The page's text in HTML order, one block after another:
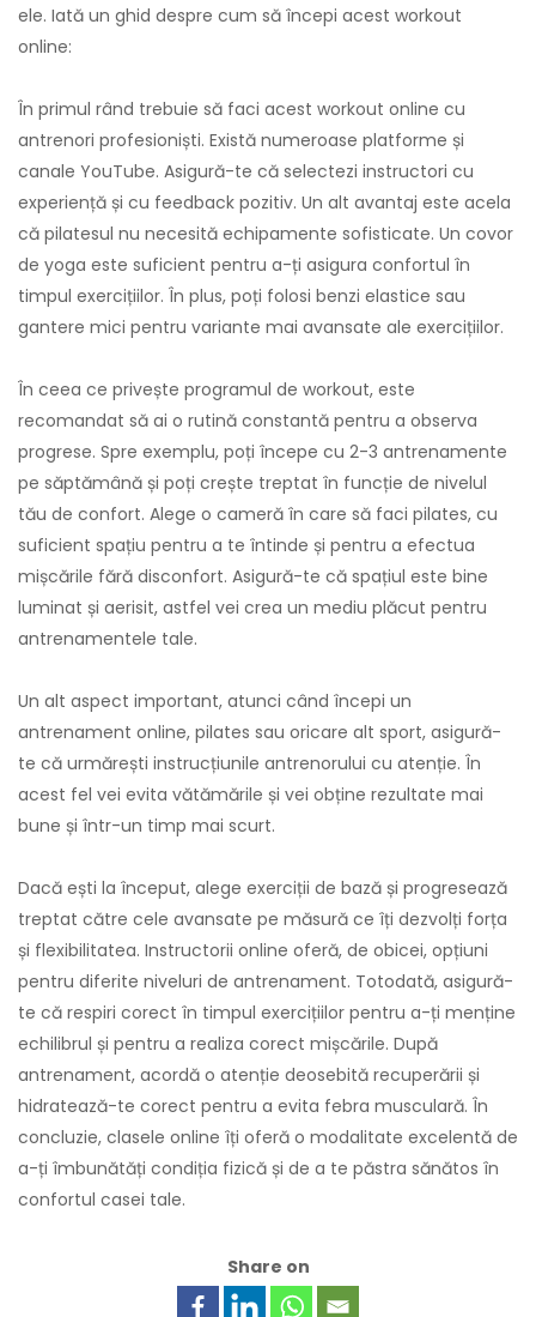
ele. Iată un ghid despre cum să începi acest workout
online:
În primul rând trebuie să faci acest workout online cu
antrenori profesioniști. Există numeroase platforme și
canale YouTube. Asigură-te că selectezi instructori cu
experiență și cu feedback pozitiv. Un alt avantaj este acela
că pilatesul nu necesită echipamente sofisticate. Un covor
de yoga este suficient pentru a-ți asigura confortul în
timpul exercițiilor. În plus, poți folosi benzi elastice sau
gantere mici pentru variante mai avansate ale exercițiilor.
În ceea ce privește programul de workout, este
recomandat să ai o rutină constantă pentru a observa
progrese. Spre exemplu, poți începe cu 2-3 antrenamente
pe săptămână și poți crește treptat în funcție de nivelul
tău de confort. Alege o cameră în care să faci pilates, cu
suficient spațiu pentru a te întinde și pentru a efectua
mișcările fără disconfort. Asigură-te că spațiul este bine
luminat și aerisit, astfel vei crea un mediu plăcut pentru
antrenamentele tale.
Un alt aspect important, atunci când începi un
antrenament online, pilates sau oricare alt sport, asigură-
te că urmărești instrucțiunile antrenorului cu atenție. În
acest fel vei evita vătămările și vei obține rezultate mai
bune și într-un timp mai scurt.
Dacă ești la început, alege exerciții de bază și progresează
treptat către cele avansate pe măsură ce îți dezvolți forța
și flexibilitatea. Instructorii online oferă, de obicei, opțiuni
pentru diferite niveluri de antrenament. Totodată, asigură-
te că respiri corect în timpul exercițiilor pentru a-ți menține
echilibrul și pentru a realiza corect mișcările. După
antrenament, acordă o atenție deosebită recuperării și
hidratează-te corect pentru a evita febra musculară. În
concluzie, clasele online îți oferă o modalitate excelentă de
a-ți îmbunătăți condiția fizică și de a te păstra sănătos în
confortul casei tale.
Share on